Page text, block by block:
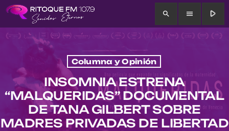
search menu play_arrow
Columna y Opinión
INSOMNIA ESTRENA
“MALQUERIDAS” DOCUMENTAL
DE TANA GILBERT SOBRE
MADRES PRIVADAS DE LIBERTAD